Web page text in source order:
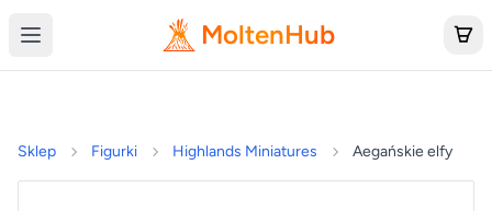
MoltenHub
Sklep Figurki Highlands Miniatures Aegańskie elfy